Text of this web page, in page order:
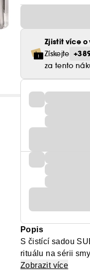
Zjistit více
Získejte
za tento
Popis
S čistící sadou
rituálu na sérii
texturami. Po
Zobrazit více